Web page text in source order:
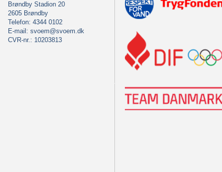
Brøndby Stadion 20
2605 Brøndby
Telefon: 4344 0102
E-mail: svoem@svoem.dk
CVR-nr.: 10203813